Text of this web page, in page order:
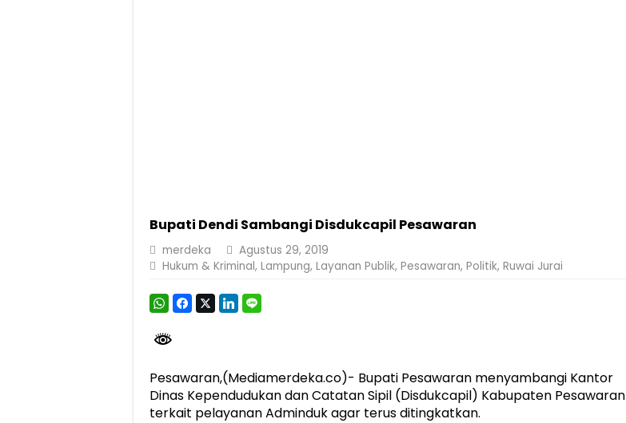
Bupati Dendi Sambangi Disdukcapil Pesawaran
merdeka
Agustus 29, 2019
Hukum & Kriminal, Lampung, Layanan Publik, Pesawaran, Politik, Ruwai Jurai
Pesawaran,(Mediamerdeka.co)- Bupati Pesawaran menyambangi Kantor
Dinas Kependudukan dan Catatan Sipil (Disdukcapil) Kabupaten Pesawaran
terkait pelayanan Adminduk agar terus ditingkatkan.